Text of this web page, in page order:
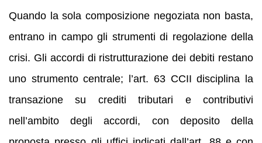
Quando la sola composizione negoziata non basta,
entrano in campo gli strumenti di regolazione della
crisi. Gli accordi di ristrutturazione dei debiti restano
uno strumento centrale; l’art. 63 CCII disciplina la
transazione su crediti tributari e contributivi
nell’ambito degli accordi, con deposito della